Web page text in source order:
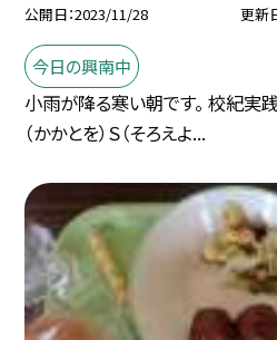
公開日 2023/11/28 更新
今日の興南中
小雨が降る寒い朝です。 校紀実践
（かかとを）Ｓ（そろえよ...